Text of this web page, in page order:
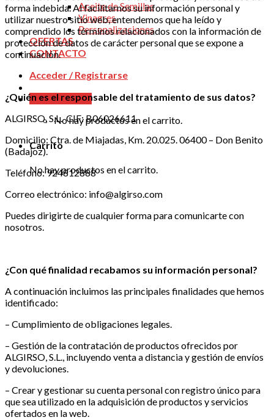
Aceite de Semillas
Vinagres
Personalizaciones
OFERTAS
CONTACTO
Acceder / Registrarse
Carrito /0.00€
No hay productos en el carrito.
Carrito
No hay productos en el carrito.
forma indebida. Al facilitarnos su información personal y
utilizar nuestro sitio web, entendemos que ha leído y
comprendido los términos relacionados con la información de
protección de datos de carácter personal que se expone a
continuación.
¿Quién es el responsable del tratamiento de sus datos?
ALGIRSO, S.L. CIF: B06026611
Domicilio: Ctra. de Miajadas, Km. 20.025. 06400 – Don Benito
(Badajoz).
Teléfono: 924812888
Correo electrónico: info@algirso.com
Puedes dirigirte de cualquier forma para comunicarte con
nosotros.
¿Con qué finalidad recabamos su información personal?
A continuación incluimos las principales finalidades que hemos
identificado:
– Cumplimiento de obligaciones legales.
– Gestión de la contratación de productos ofrecidos por
ALGIRSO, S.L., incluyendo venta a distancia y gestión de envíos
y devoluciones.
– Crear y gestionar su cuenta personal con registro único para
que sea utilizado en la adquisición de productos y servicios
ofertados en la web.